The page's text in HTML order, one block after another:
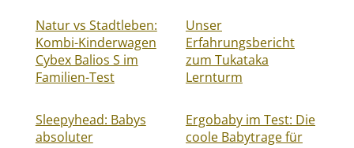
Natur vs Stadtleben:
Kombi-Kinderwagen
Cybex Balios S im
Familien-Test
Unser
Erfahrungsbericht
zum Tukataka
Lernturm
Sleepyhead: Babys
absoluter
Ergobaby im Test: Die
coole Babytrage für